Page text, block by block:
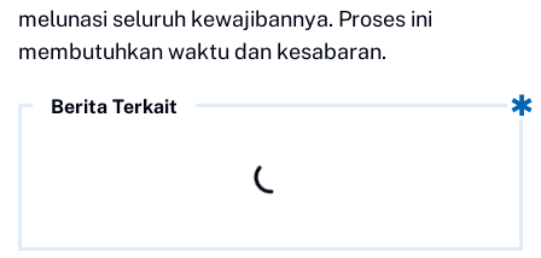
melunasi seluruh kewajibannya. Proses ini
membutuhkan waktu dan kesabaran.
Berita Terkait